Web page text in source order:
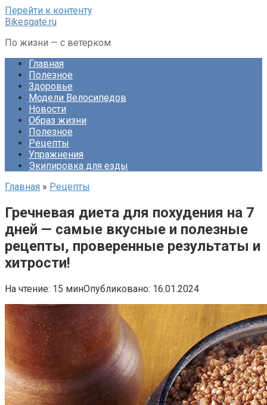
Перейти к контенту
Bikesgate.ru
По жизни — с ветерком
Главная
Полезное
Здоровье
Модели Велосипедов
Новости
Образ жизни
Полезное
Рецепты
Упражнения
Экипировка для езды
Главная » Рецепты
Гречневая диета для похудения на 7
дней — самые вкусные и полезные
рецепты, проверенные результаты и
хитрости!
На чтение: 15 минОпубликовано: 16.01.2024